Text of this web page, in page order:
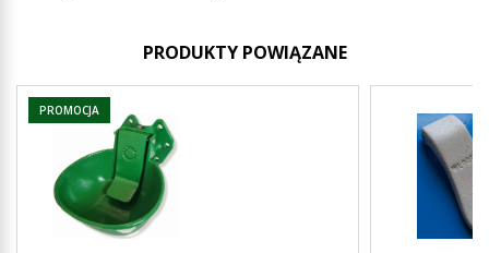
PRODUKTY POWIĄZANE
PROMOCJA